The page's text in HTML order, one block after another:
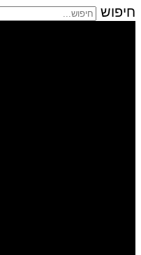
חיפוש